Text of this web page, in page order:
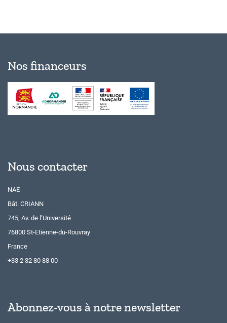
Nos financeurs
Nous contacter
NAE
Bât. CRIANN
745, Av. de l’Université
76800 St-Etienne-du-Rouvray
France
+33 2 32 80 88 00
Abonnez-vous à notre newsletter